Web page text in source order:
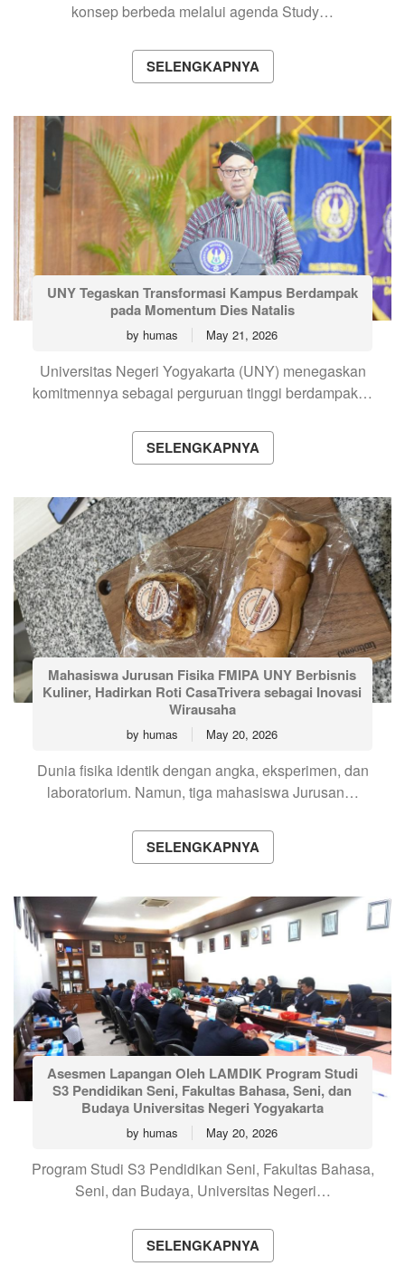
konsep berbeda melalui agenda Study…
SELENGKAPNYA
UNY Tegaskan Transformasi Kampus Berdampak
pada Momentum Dies Natalis
by humas May 21, 2026
Universitas Negeri Yogyakarta (UNY) menegaskan
komitmennya sebagai perguruan tinggi berdampak…
SELENGKAPNYA
Mahasiswa Jurusan Fisika FMIPA UNY Berbisnis
Kuliner, Hadirkan Roti CasaTrivera sebagai Inovasi
Wirausaha
by humas May 20, 2026
Dunia fisika identik dengan angka, eksperimen, dan
laboratorium. Namun, tiga mahasiswa Jurusan…
SELENGKAPNYA
Asesmen Lapangan Oleh LAMDIK Program Studi
S3 Pendidikan Seni, Fakultas Bahasa, Seni, dan
Budaya Universitas Negeri Yogyakarta
by humas May 20, 2026
Program Studi S3 Pendidikan Seni, Fakultas Bahasa,
Seni, dan Budaya, Universitas Negeri…
SELENGKAPNYA